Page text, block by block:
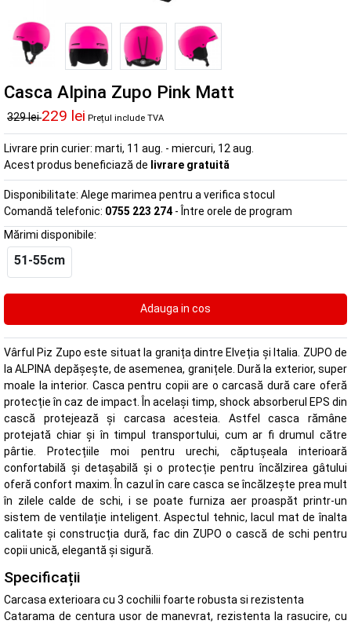
Casca Alpina Zupo Pink Matt
329 lei229 lei Prețul include TVA
Livrare prin curier: marti, 11 aug. - miercuri, 12 aug.
Acest produs beneficiază de livrare gratuită
Disponibilitate: Alege marimea pentru a verifica stocul
Comandă telefonic: 0755 223 274 - Între orele de program
Mărimi disponibile:
51-55cm
Vârful Piz Zupo este situat la granița dintre Elveția și Italia. ZUPO de
la ALPINA depășește, de asemenea, granițele. Dură la exterior, super
moale la interior. Casca pentru copii are o carcasă dură care oferă
protecție în caz de impact. În același timp, shock absorberul EPS din
cască protejează și carcasa acesteia. Astfel casca rămâne
protejată chiar și în timpul transportului, cum ar fi drumul către
pârtie. Protecțiile moi pentru urechi, căptușeala interioară
confortabilă și detașabilă și o protecție pentru încălzirea gâtului
oferă confort maxim. În cazul în care casca se încălzește prea mult
în zilele calde de schi, i se poate furniza aer proaspăt printr-un
sistem de ventilație inteligent. Aspectul tehnic, lacul mat de înalta
calitate și construcția dură, fac din ZUPO o cască de schi pentru
copii unică, elegantă și sigură.
Specificații
Carcasa exterioara cu 3 cochilii foarte robusta si rezistenta
Catarama de centura usor de manevrat, rezistenta la rasucire, cu